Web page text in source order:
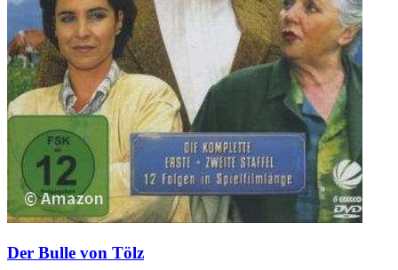
Der Bulle von Tölz